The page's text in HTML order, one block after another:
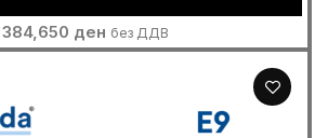
384,650 ден без ДДВ